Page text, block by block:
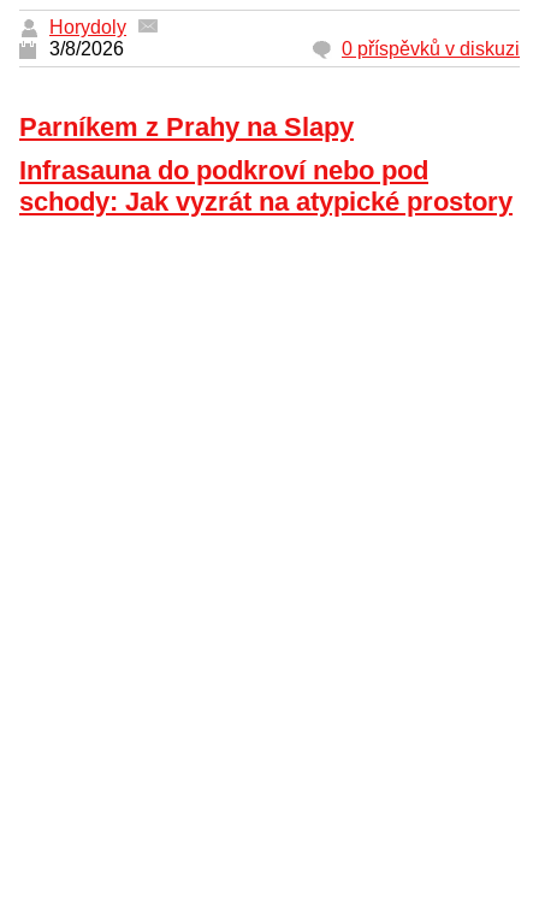
Horydoly
3/8/2026
0 příspěvků v diskuzi
Parníkem z Prahy na Slapy
Infrasauna do podkroví nebo pod
schody: Jak vyzrát na atypické prostory